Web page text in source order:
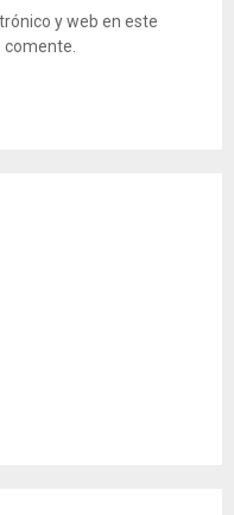
y web en este
comente.